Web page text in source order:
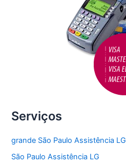
Serviços
grande São Paulo Assistência LG
São Paulo Assistência LG